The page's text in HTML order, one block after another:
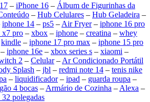
– iPhone 16 – Álbum de Figurinhas da
– Hub Celulares – Hub Geladeira –
iphone 14 – ps5 – Air Fryer– iphone 16 pro
x7 pro – xbox – iphone – creatina – whey
kindle – iphone 17 pro max – iphone 15 pro
– iphone 16e – xbox series s – xiaomi –
2 – Celular– Ar Condicionado Portátil
Splash – jbl – redmi note 14 – tenis nike
– liquidificador– ipad – guarda roupa –
4 bocas – Armário de Cozinha – Alexa –
polegadas